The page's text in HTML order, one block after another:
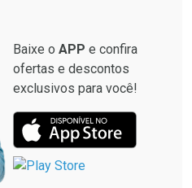
Baixe o APP e confira
ofertas e descontos
exclusivos para você!